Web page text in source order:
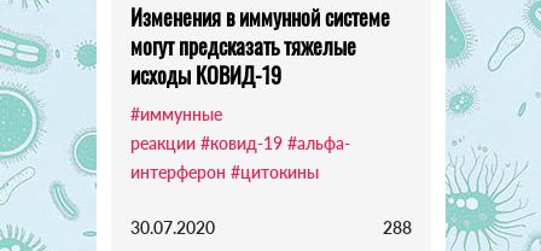
Изменения в иммунной системе
могут предсказать тяжелые
исходы КОВИД-19
#иммунные
реакции #ковид-19 #альфа-
интерферон #цитокины
30.07.2020 288